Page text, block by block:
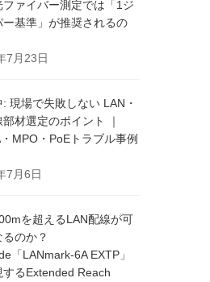
ファイバー測定では「1ジ
ー基準」が推奨されるの
7月23日
現場で失敗しない LAN・
材選定のポイント ｜
MPO・PoEトラブル事例
7月6日
を超えるLAN配線が可
のか？
「LANmark-6A EXTP」
するExtended Reach